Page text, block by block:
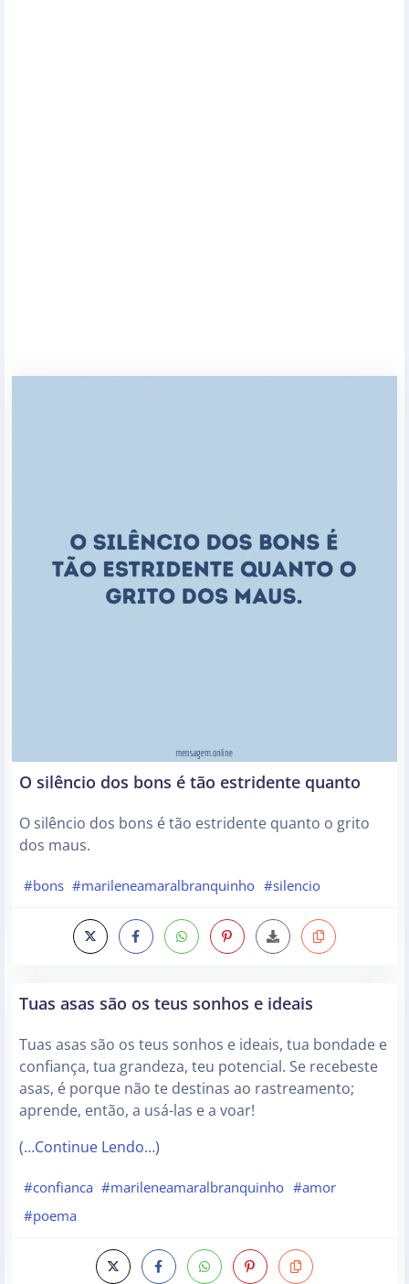
O silêncio dos bons é tão estridente quanto
O silêncio dos bons é tão estridente quanto o grito
dos maus.
#bons #marileneamaralbranquinho #silencio
Tuas asas são os teus sonhos e ideais
Tuas asas são os teus sonhos e ideais, tua bondade e
confiança, tua grandeza, teu potencial. Se recebeste
asas, é porque não te destinas ao rastreamento;
aprende, então, a usá-las e a voar!
(…Continue Lendo…)
#confianca #marileneamaralbranquinho #amor
#poema